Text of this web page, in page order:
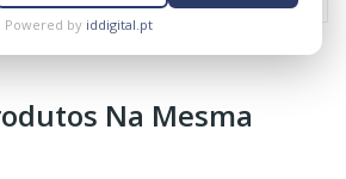
Na Mesma
Powered by iddigital.pt